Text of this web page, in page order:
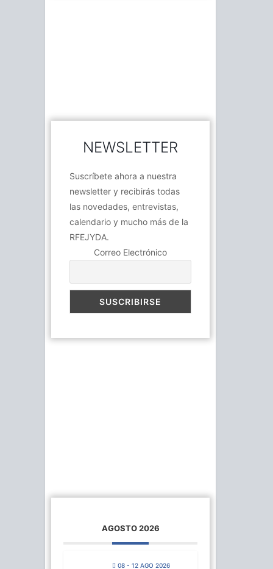
NEWSLETTER
Suscríbete ahora a nuestra
newsletter y recibirás todas
las novedades, entrevistas,
calendario y mucho más de la
RFEJYDA.
Correo Electrónico
AGOSTO 2026
08 - 12 AGO 2026